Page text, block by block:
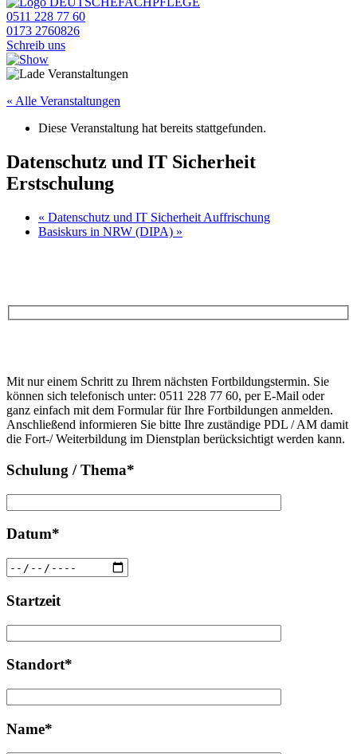
0511 228 77 60
0173 2760826
Schreib uns
« Alle Veranstaltungen
Diese Veranstaltung hat bereits stattgefunden.
Datenschutz und IT Sicherheit
Erstschulung
« Datenschutz und IT Sicherheit Auffrischung
Basiskurs in NRW (DIPA) »
Feld
leer.
lasse
dieses
Feld
leer.
Mit nur einem Schritt zu Ihrem nächsten Fortbildungstermin. Sie
können sich telefonisch unter: 0511 228 77 60, per E-Mail oder
ganz einfach mit dem Formular für Ihre Fortbildungen anmelden.
Anschließend informieren Sie bitte Ihre zuständige PDL / AM damit
die Fort-/ Weiterbildung im Dienstplan berücksichtigt werden kann.
Schulung / Thema*
Datum*
Startzeit
Standort*
Name*